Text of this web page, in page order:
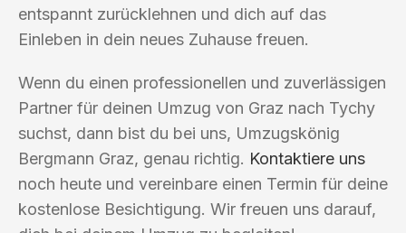
entspannt zurücklehnen und dich auf das
Einleben in dein neues Zuhause freuen.
Wenn du einen professionellen und zuverlässigen
Partner für deinen Umzug von Graz nach Tychy
suchst, dann bist du bei uns, Umzugskönig
Bergmann Graz, genau richtig. Kontaktiere uns
noch heute und vereinbare einen Termin für deine
kostenlose Besichtigung. Wir freuen uns darauf,